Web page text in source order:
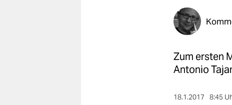
Zum ersten
Antonio
18.1.2017 8:45